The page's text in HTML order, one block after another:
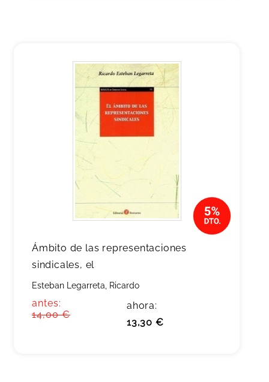
Ámbito de las representaciones
sindicales, el
Esteban Legarreta, Ricardo
antes:
14,00 €
ahora:
13,30 €